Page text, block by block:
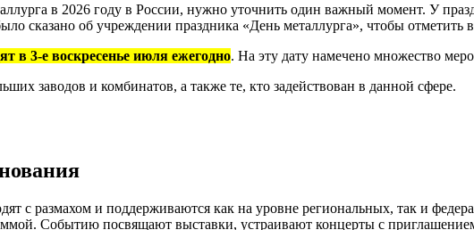
в 2026 году в России, нужно уточнить один важный момент. У
сказано об учреждении праздника «День металлурга», чтобы
в 3-е воскресенье июля ежегодно. На эту дату намечено множество
заводов и комбинатов, а также те, кто задействован в данной сфере.
с размахом и поддерживаются как на уровне региональных, так и
Событию посвящают выставки, устраивают концерты с